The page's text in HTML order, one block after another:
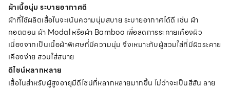
ผ้าเนื้อนุ่ม ระบายอากาศดี
ผ้าที่ใช้ผลิตเสื้อในจะเน้นความนุ่มสบาย ระบายอากาศได้ดี เช่น ผ้า
คอตตอน ผ้า Modal หรือผ้า Bamboo เพื่อลดการระคายเคืองผิว
เนื่องจากเป็นเนื้อผ้าพิเศษที่มีความนุ่ม จึงเหมาะกับผู้สวมใส่ที่มีผิวระคาย
เคืองง่าย สวมใส่สบาย
ดีไซน์หลากหลาย
เสื้อในสำหรับผู้สูงอายุมีดีไซน์ที่หลากหลายมากขึ้น ไม่ว่าจะเป็นสีสัน ลาย